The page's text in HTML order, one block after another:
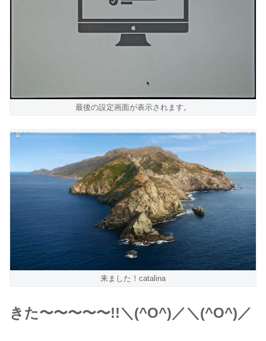
最後の設定画面が表示されます。
来ました！catalina
きた〜〜〜〜〜!!＼(^O^)／＼(^O^)／